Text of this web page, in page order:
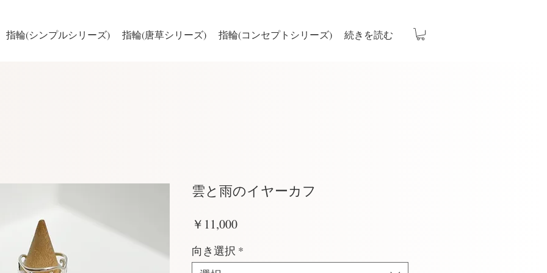
指輪(シンプルシリーズ) 指輪(唐草シリーズ) 指輪(コンセプトシリーズ) 続きを読む
雲と雨のイヤーカフ
￥11,000価
向き選択 *